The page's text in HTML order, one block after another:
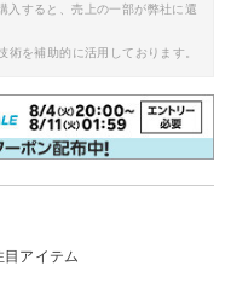
入すると、売上の一部が弊社に還
を補助的に活用しております。
アイテム